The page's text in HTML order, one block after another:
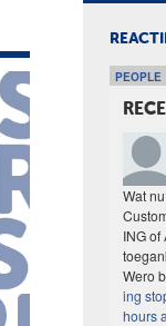
PEOPLE
Wat
ING of
Wero
ing
hours